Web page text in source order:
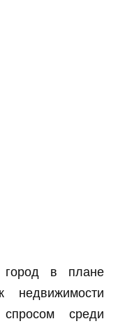
город в плане
недвижимости
среди